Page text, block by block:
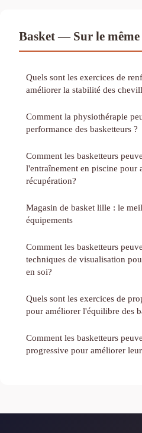
Basket — Sur le même
Quels sont les exercices de
améliorer la stabilité des
Comment la physiothérapie
performance des basketteurs ?
Comment les basketteurs
l'entraînement en piscine pour
récupération?
Magasin de basket lille : le
équipements
Comment les basketteurs
techniques de visualisation
en soi?
Quels sont les exercices de
pour améliorer l'équilibre des
Comment les basketteurs
progressive pour améliorer